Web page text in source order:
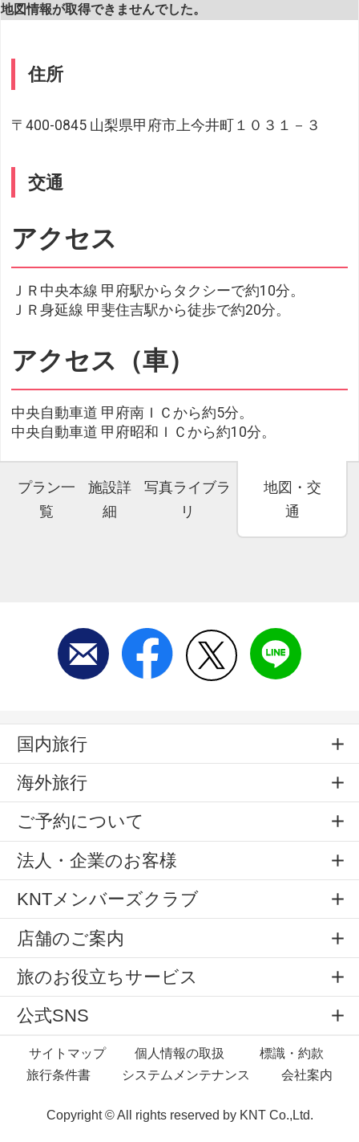
地図情報が取得できませんでした。
住所
〒400-0845 山梨県甲府市上今井町１０３１－３
交通
アクセス
ＪＲ中央本線 甲府駅からタクシーで約10分。
ＪＲ身延線 甲斐住吉駅から徒歩で約20分。
アクセス（車）
中央自動車道 甲府南ＩＣから約5分。
中央自動車道 甲府昭和ＩＣから約10分。
プラン一
覧
施設詳
細
写真ライブラ
リ
地図・交
通
国内旅行
海外旅行
ご予約について
法人・企業のお客様
KNTメンバーズクラブ
店舗のご案内
旅のお役立ちサービス
公式SNS
サイトマップ 個人情報の取扱
標識・約款
旅行条件書
システムメンテナンス 会社案内
Copyright © All rights reserved by KNT Co.,Ltd.